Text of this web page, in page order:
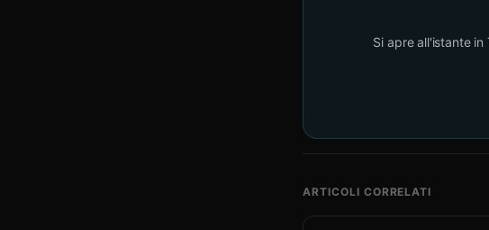
Si apre all'istante
ARTICOLI CORRELATI